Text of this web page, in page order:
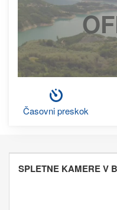
Časovni preskok
SPLETNE KAMERE V